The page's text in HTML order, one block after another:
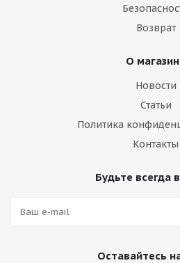
Возврат
О
Новости
Статьи
Политика
Контакты
Будьте всегда
Оставайтесь